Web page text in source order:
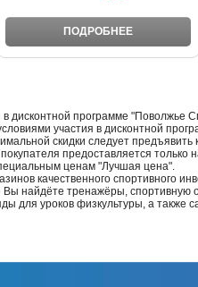
ПОДРОБНЕЕ
дисконтной программе "Поволжье
участия в дисконтной
скидки следует
предоставляется только
ценам "Лучшая цена".
качественного спортивного
найдёте тренажёры,
для уроков физкультуры, а также